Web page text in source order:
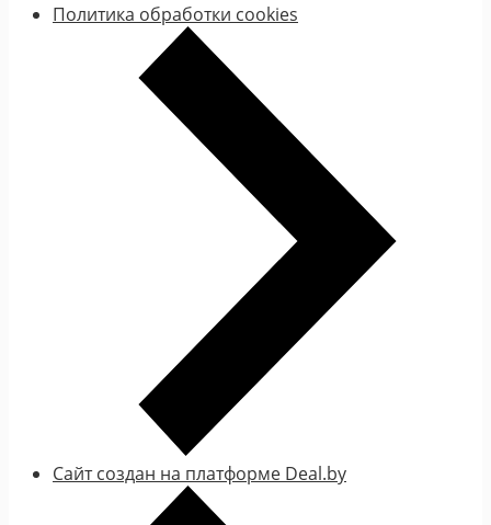
Политика обработки cookies
Сайт создан на платформе Deal.by